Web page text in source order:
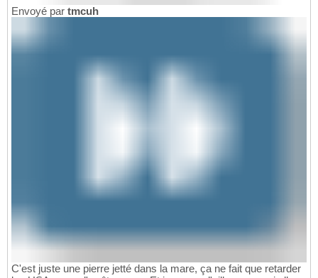
Envoyé par tmcuh
C'est juste une pierre jetté dans la mare, ça ne fait que retarder